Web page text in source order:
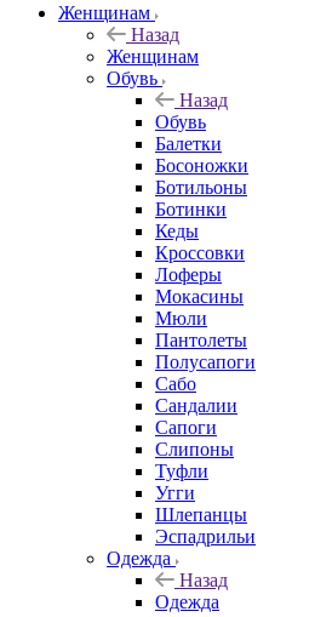
Женщинам
Назад
Женщинам
Обувь
Назад
Обувь
Балетки
Босоножки
Ботильоны
Ботинки
Кеды
Кроссовки
Лоферы
Мокасины
Мюли
Пантолеты
Полусапоги
Сабо
Сандалии
Сапоги
Слипоны
Туфли
Угги
Шлепанцы
Эспадрильи
Одежда
Назад
Одежда